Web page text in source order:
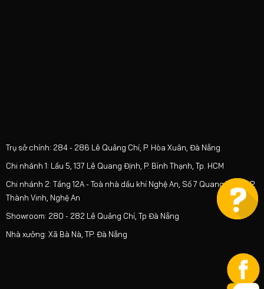
Trụ sở chính: 284 - 286 Lê Quảng Chí, P. Hòa Xuân, Đà Nẵng
Chi nhánh 1: Lầu 5, 137 Lê Quang Định, P. Bình Thạnh, Tp. HCM
Chi nhánh 2: Tầng 12A - Toà nhà dầu khí Nghệ An, Số 7 Quang Trung, P.
Thành Vinh, Nghệ An
Showroom: 280 - 282 Lê Quảng Chí, Tp Đà Nẵng
Nhà xưởng: Xã Bà Nà, TP. Đà Nẵng